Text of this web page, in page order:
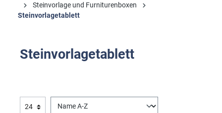
Steinvorlage und Furniturenboxen
Steinvorlagetablett
Steinvorlagetablett